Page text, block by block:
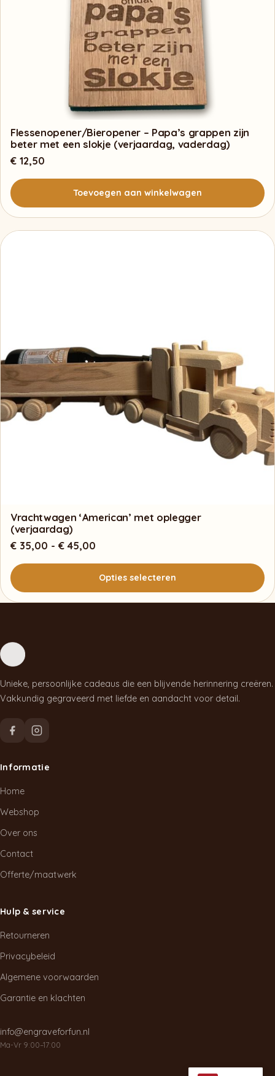
Flessenopener/Bieropener – Papa’s grappen zijn
beter met een slokje (verjaardag, vaderdag)
€ 12,50
Toevoegen aan winkelwagen
Vrachtwagen ‘American’ met oplegger
(verjaardag)
€ 35,00 - € 45,00
€ 35,00
tot
€ 45,00
Opties selecteren
heeft
meerdere
Deze
optie
gekozen
op
de
Unieke, persoonlijke cadeaus die een blijvende herinnering creëren.
Vakkundig gegraveerd met liefde en aandacht voor detail.
Informatie
Home
Webshop
Over ons
Contact
Offerte/maatwerk
Hulp & service
Retourneren
Privacybeleid
Algemene voorwaarden
Garantie en klachten
info@engraveforfun.nl
Ma-Vr 9:00–17:00